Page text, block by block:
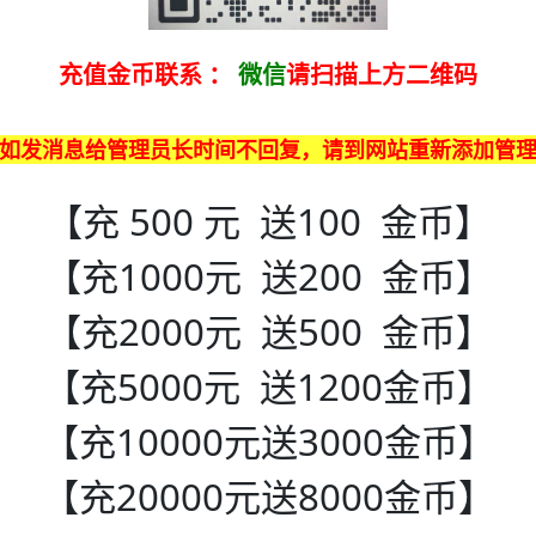
充值金币联系 ： 微信请扫描上方二维码
发消息给管理员长时间不回复，请到网站重新添加管理
【充 500 元 送100 金币】
【充1000元 送200 金币】
【充2000元 送500 金币】
【充5000元 送1200金币】
【充10000元送3000金币】
【充20000元送8000金币】